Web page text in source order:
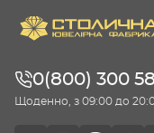
0(800) 300
Щоденно, з 09:00 до